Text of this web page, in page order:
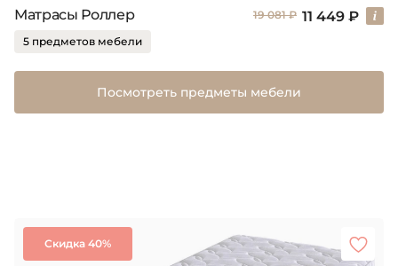
Матрасы Роллер 19 081 ₽ 11 449 ₽
5 предметов мебели
Посмотреть предметы мебели
Скидка 40%